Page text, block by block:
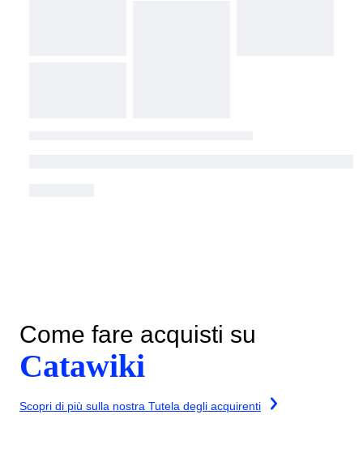
Come fare acquisti su
Catawiki
Scopri di più sulla nostra Tutela degli acquirenti